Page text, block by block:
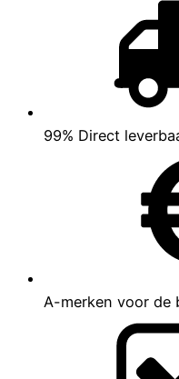
99% Direct
A-merken voor de